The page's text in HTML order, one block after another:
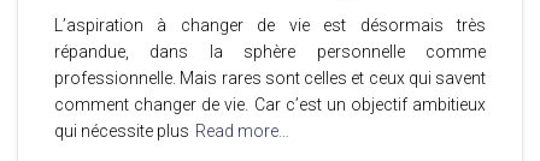
L’aspiration à changer de vie est désormais très
répandue, dans la sphère personnelle comme
professionnelle. Mais rares sont celles et ceux qui savent
comment changer de vie. Car c’est un objectif ambitieux
qui nécessite plus Read more…